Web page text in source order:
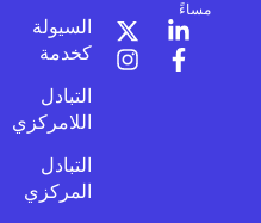
مساءً
السيولة
كخدمة
التبادل
اللامركزي
التبادل
المركزي